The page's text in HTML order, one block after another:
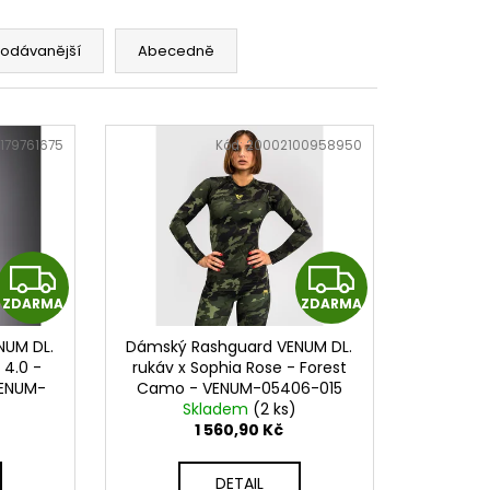
Abecedně
Z
D
ZDARMA
DL.
4.0 -
Z
D
ZDARMA
Dámský Rashguard VENUM DL.
rukáv x Sophia Rose - Forest
Camo - VENUM-05406-015
Skladem (2 ks)
1 560,90 Kč
DETAIL
Kód:20002100958950